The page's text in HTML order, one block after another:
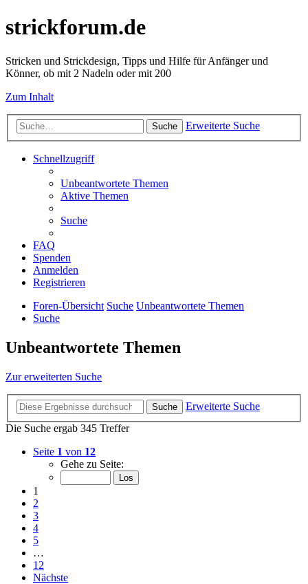
strickforum.de
Stricken und Strickdesign, Tipps und Hilfe für Anfänger und
Könner, ob mit 2 Nadeln oder mit 200
Zum Inhalt
Suche Erweiterte Suche
Schnellzugriff
Unbeantwortete Themen
Aktive Themen
Suche
FAQ
Spenden
Anmelden
Registrieren
Foren-Übersicht Suche Unbeantwortete Themen
Suche
Unbeantwortete Themen
Zur erweiterten Suche
Suche
Erweiterte Suche
Die Suche ergab 345 Treffer
Seite 1 von 12
Gehe zu Seite:
1
2
3
4
5
…
12
Nächste